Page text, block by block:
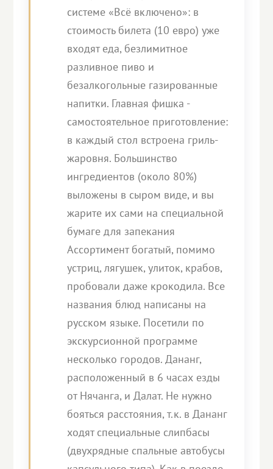
системе «Всё включено»: в
стоимость билета (10 евро) уже
входят еда, безлимитное
разливное пиво и
безалкогольные газированные
напитки. Главная фишка -
самостоятельное приготовление:
в каждый стол встроена гриль-
жаровня. Большинство
ингредиентов (около 80%)
выложены в сыром виде, и вы
жарите их сами на специальной
бумаге для запекания
Ассортимент богатый, помимо
устриц, лягушек, улиток, крабов,
пробовали даже крокодила. Все
названия блюд написаны на
русском языке. Посетили по
экскурсионной программе
несколько городов. Дананг,
расположенный в 6 часах езды
от Нячанга, и Далат. Не нужно
бояться расстояния, т.к. в Дананг
ходят специальные слипбасы
(двухрядные спальные автобусы